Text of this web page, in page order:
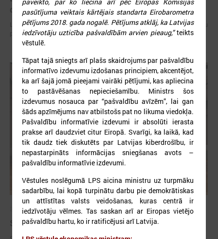
detalizētu informāciju par skolu tīklu Latvijā
LPS: Interaktīvā karte vienkopus parāda plašu un detalizētu informāciju
par skolu tīklu Latvijā
2026. gada 09. jūlijs
Sumināti Latvijas labākie tirgotāji
pasūtījuma veiktais kārtējais standarta Eirobarometra
pētījums 2018. gada nogalē. Pētījums atklāj, ka Latvijas
iedzīvotāju uzticība pašvaldībām arvien pieaug,”teikts
vēstulē.
Tāpat tajā sniegts arī plašs skaidrojums par pašvaldību
informatīvo izdevumu izdošanas principiem, akcentējot,
ka arī šajā jomā pieejami vairāki pētījumi, kas apliecina
to pastāvēšanas nepieciešamību. Ministrs šos
izdevumus nosauca par “pašvaldību avīzēm”, lai gan
šāds apzīmējums nav atbilstošs pat no likuma viedokļa.
Pašvaldību informatīvie izdevumi ir absolūti ierasta
prakse arī daudzviet citur Eiropā. Svarīgi, ka laikā, kad
tik daudz tiek diskutēts par Latvijas kiberdrošību, ir
nepastarpināts informācijas sniegšanas avots –
pašvaldību informatīvie izdevumi.
Vēstules noslēgumā LPS aicina ministru uz turpmāku
sadarbību, lai kopā turpinātu darbu pie demokrātiskas
un attīstītas valsts veidošanas, kuras centrā ir
iedzīvotāju vēlmes. Tas saskan arī ar Eiropas vietējo
pašvaldību hartu, ko ir ratificējusi arī Latvija.